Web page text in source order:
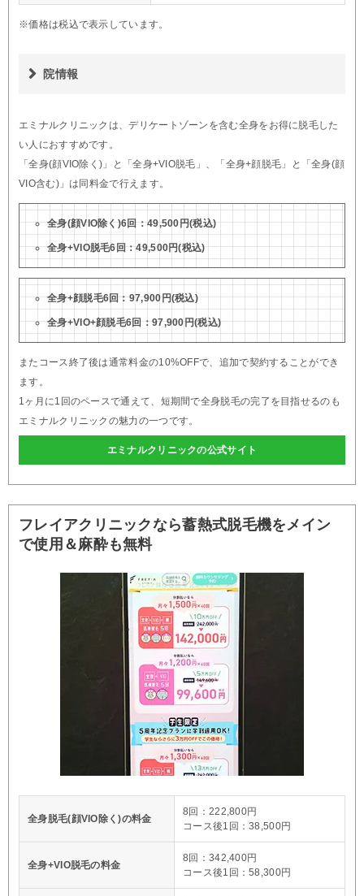
※価格は税込で表示しています。
院情報
エミナルクリニックは、デリケートゾーンを含む全身をお得に脱毛した
い人におすすめです。
「全身(顔VIO除く)」と「全身+VIO脱毛」、「全身+顔脱毛」と「全身(顔
VIO含む)」は同料金で行えます。
全身(顔VIO除く)6回：49,500円(税込)
全身+VIO脱毛6回：49,500円(税込)
全身+顔脱毛6回：97,900円(税込)
全身+VIO+顔脱毛6回：97,900円(税込)
またコース終了後は通常料金の10%OFFで、追加で契約することができ
ます。
1ヶ月に1回のペースで通えて、短期間で全身脱毛の完了を目指せるのも
エミナルクリニックの魅力の一つです。
エミナルクリニックの公式サイト
フレイアクリニックなら蓄熱式脱毛機をメイン
で使用＆麻酔も無料
全身脱毛(顔VIO除く)の料金
8回：222,800円
コース後1回：38,500円
全身+VIO脱毛の料金
8回：342,400円
コース後1回：58,300円